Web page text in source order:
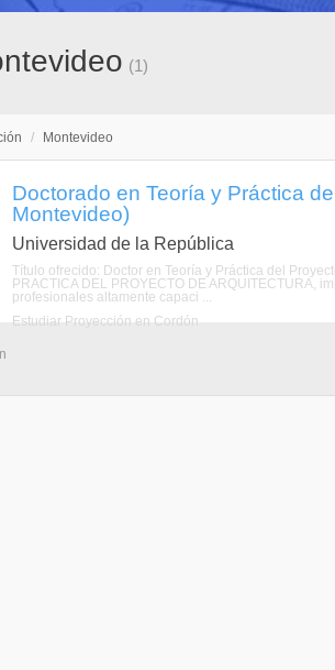
(1)
/ Montevideo
Doctorado en Teoría y Práctica
Montevideo)
Universidad de la República
Título ofrecido: Doctor en Teoría y Práctica del
PRACTICA DEL PROYECTO DE ARQUITECTURA,
profesionales altamente capaci ...
Estudiar Proyección en Cordón